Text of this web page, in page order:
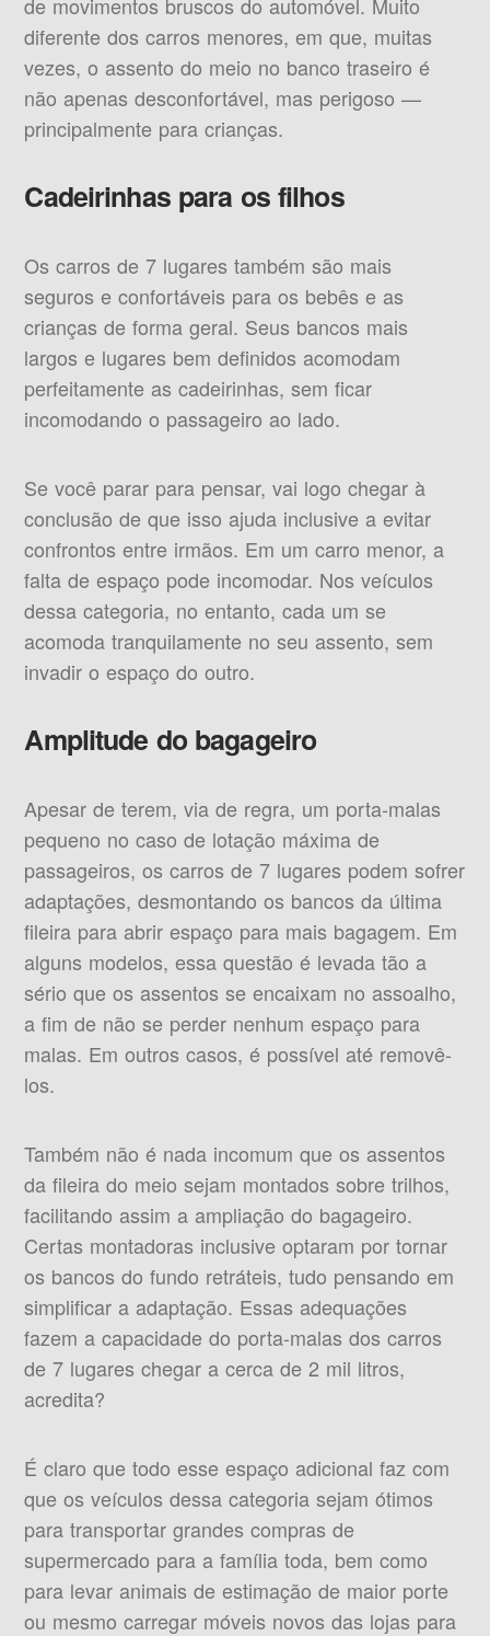
diferente dos carros menores, em que, muitas
vezes, o assento do meio no banco traseiro é
não apenas desconfortável, mas perigoso —
principalmente para crianças.
Cadeirinhas para os filhos
Os carros de 7 lugares também são mais
seguros e confortáveis para os bebês e as
crianças de forma geral. Seus bancos mais
largos e lugares bem definidos acomodam
perfeitamente as cadeirinhas, sem ficar
incomodando o passageiro ao lado.
Se você parar para pensar, vai logo chegar à
conclusão de que isso ajuda inclusive a evitar
confrontos entre irmãos. Em um carro menor, a
falta de espaço pode incomodar. Nos veículos
dessa categoria, no entanto, cada um se
acomoda tranquilamente no seu assento, sem
invadir o espaço do outro.
Amplitude do bagageiro
Apesar de terem, via de regra, um porta-malas
pequeno no caso de lotação máxima de
passageiros, os carros de 7 lugares podem sofrer
adaptações, desmontando os bancos da última
fileira para abrir espaço para mais bagagem. Em
alguns modelos, essa questão é levada tão a
sério que os assentos se encaixam no assoalho,
a fim de não se perder nenhum espaço para
malas. Em outros casos, é possível até removê-
los.
Também não é nada incomum que os assentos
da fileira do meio sejam montados sobre trilhos,
facilitando assim a ampliação do bagageiro.
Certas montadoras inclusive optaram por tornar
os bancos do fundo retráteis, tudo pensando em
simplificar a adaptação. Essas adequações
fazem a capacidade do porta-malas dos carros
de 7 lugares chegar a cerca de 2 mil litros,
acredita?
É claro que todo esse espaço adicional faz com
que os veículos dessa categoria sejam ótimos
para transportar grandes compras de
supermercado para a família toda, bem como
para levar animais de estimação de maior porte
ou mesmo carregar móveis novos das lojas para